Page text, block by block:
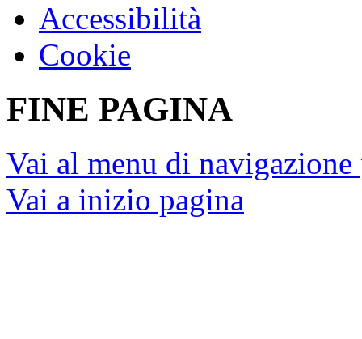
Accessibilità
Cookie
FINE PAGINA
Vai al menu di
Vai a inizio pagina